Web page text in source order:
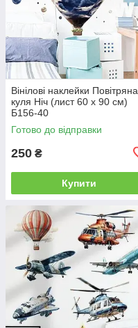
Вінілові наклейки Повітряна
куля Ніч (лист 60 х 90 см)
Б156-40
Готово до відправки
250 ₴
Купити